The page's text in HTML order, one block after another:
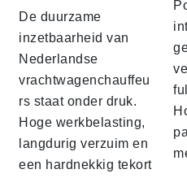
De duurzame
inzetbaarheid van
Nederlandse
vrachtwagenchauffeu
rs staat onder druk.
Hoge werkbelasting,
langdurig verzuim en
een hardnekkig tekort